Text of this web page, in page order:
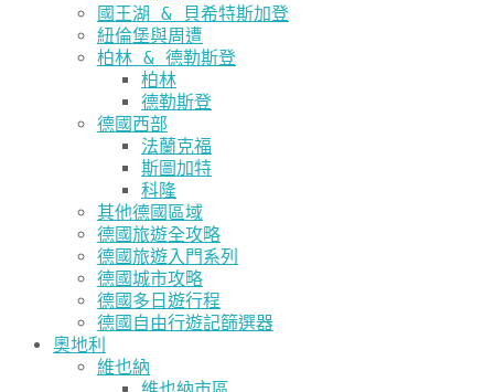
國王湖 & 貝希特斯加登
紐倫堡與周遭
柏林 & 德勒斯登
柏林
德勒斯登
德國西部
法蘭克福
斯圖加特
科隆
其他德國區域
德國旅遊全攻略
德國旅遊入門系列
德國城市攻略
德國多日遊行程
德國自由行遊記篩選器
奧地利
維也納